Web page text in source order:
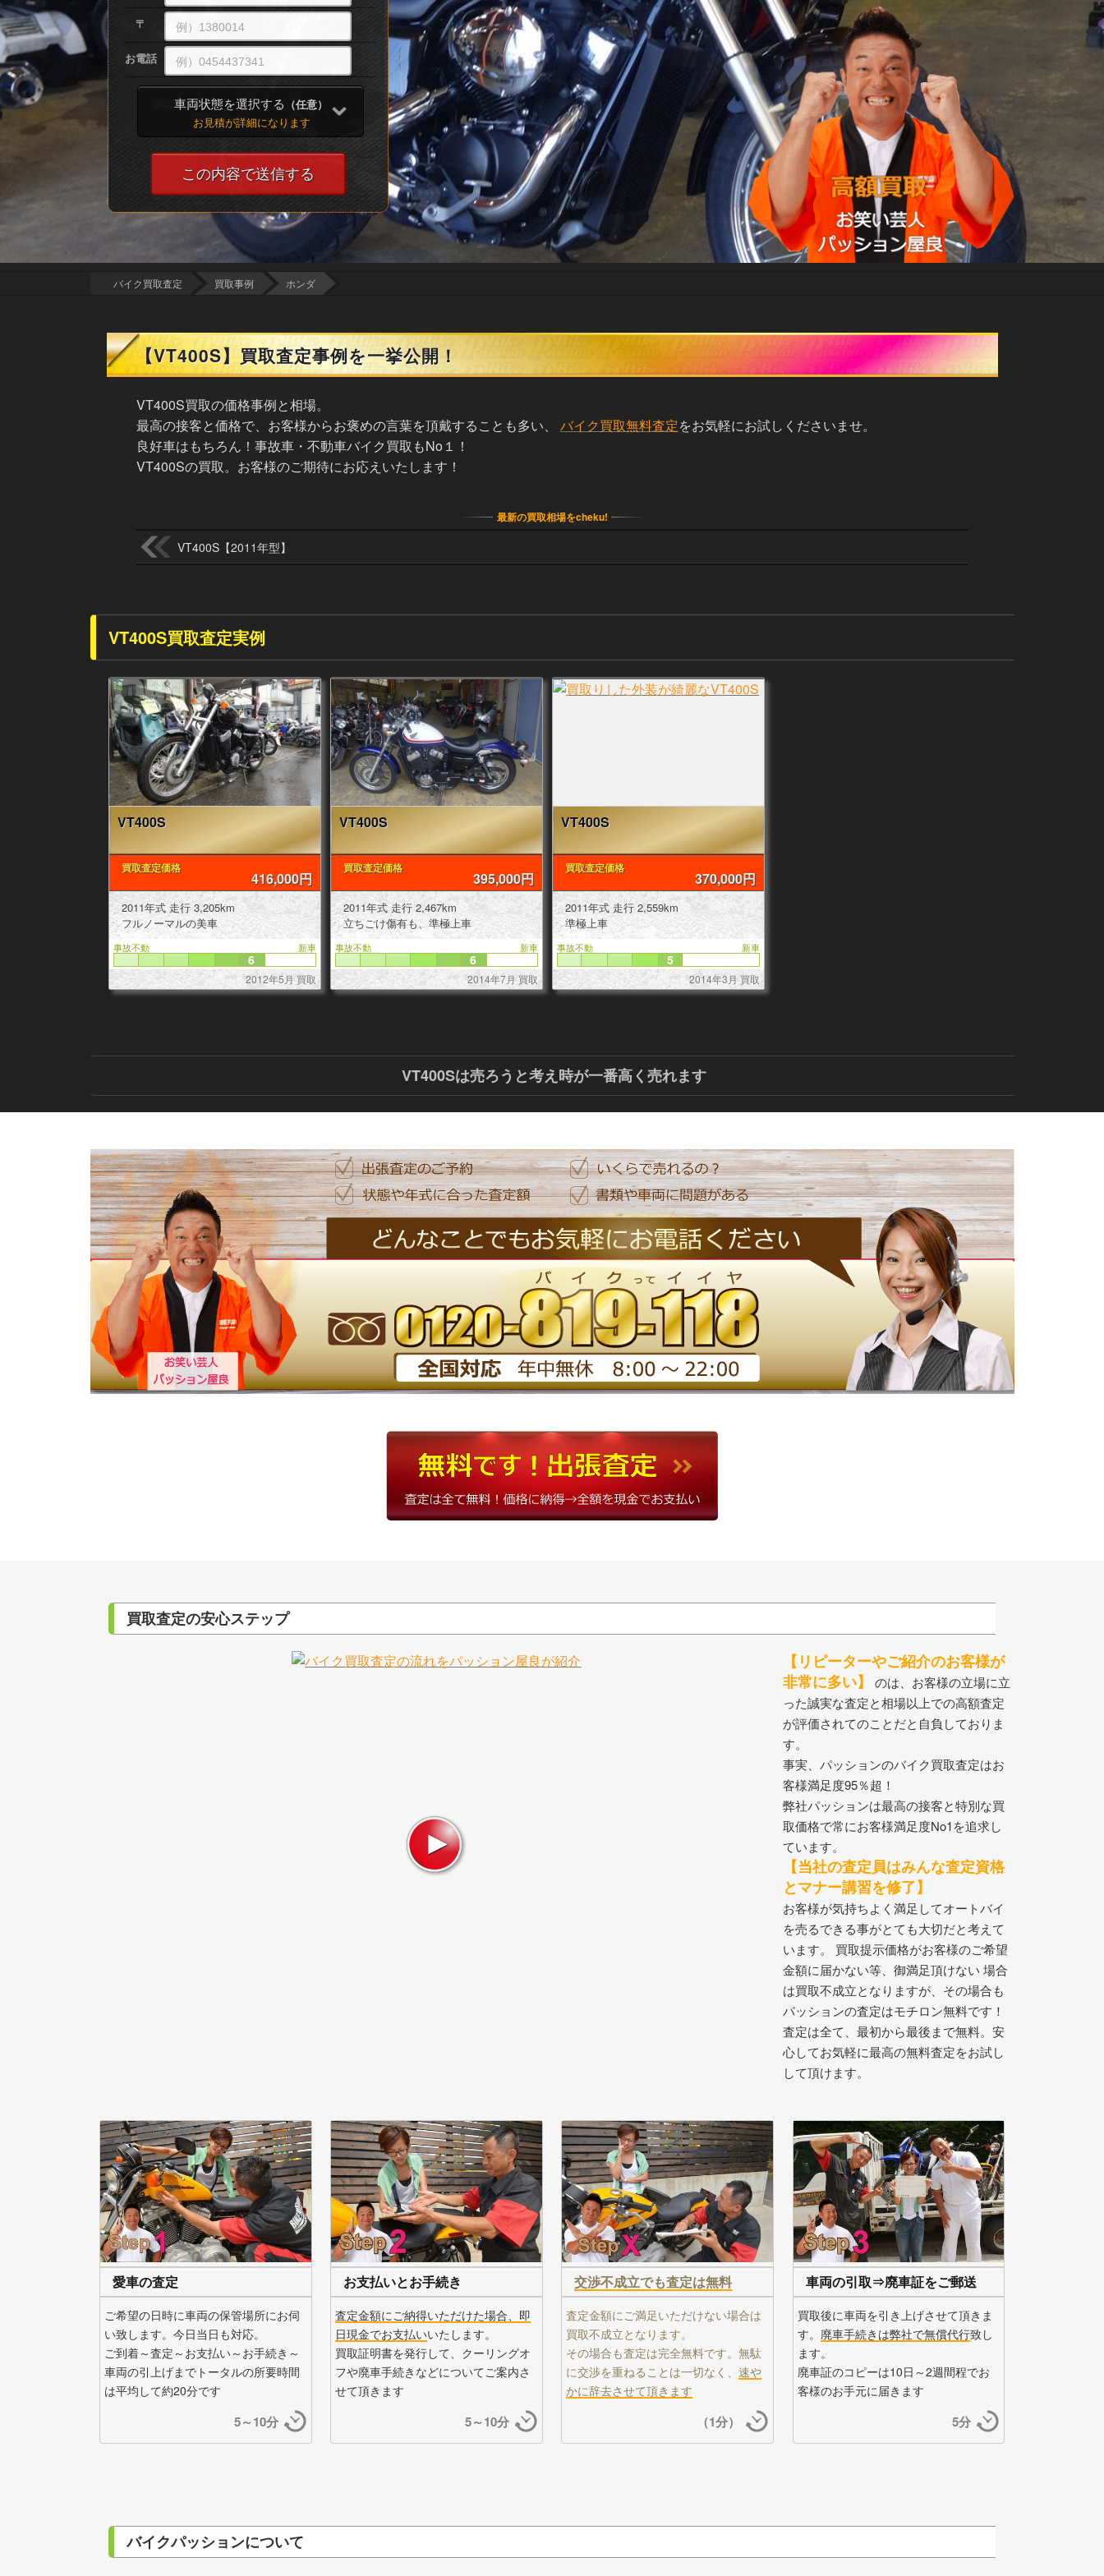
〒
お電話
車両状態を選択する （任意）
お見積が詳細になります
バイク買取査定 買取事例 ホンダ
【VT400S】買取査定事例を一挙公開！
VT400S買取の価格事例と相場。
最高の接客と価格で、お客様からお褒めの言葉を頂戴することも多い、 バイク買取無料査定をお気軽にお試しくださいませ。
良好車はもちろん！事故車・不動車バイク買取もNo１！
VT400Sの買取。お客様のご期待にお応えいたします！
最新の買取相場をcheku!
VT400S【2011年型】
VT400S買取査定実例
VT400S
買取査定価格
416,000円
2011年式 走行 3,205km
フルノーマルの美車
事故不動 新車
6
2012年5月 買取
VT400S
買取査定価格
395,000円
2011年式 走行 2,467km
立ちごけ傷有も、準極上車
事故不動 新車
6
2014年7月 買取
VT400S
買取査定価格
370,000円
2011年式 走行 2,559km
準極上車
事故不動 新車
5
2014年3月 買取
VT400Sは売ろうと考え時が一番高く売れます
買取査定の安心ステップ
【リピーターやご紹介のお客様が
非常に多い】
のは、お客様の立場に立
った誠実な査定と相場以上での高額査定
が評価されてのことだと自負しておりま
す。
事実、パッションのバイク買取査定はお
客様満足度95％超！
弊社パッションは最高の接客と特別な買
取価格で常にお客様満足度No1を追求し
ています。
【当社の査定員はみんな査定資格
とマナー講習を修了】
お客様が気持ちよく満足してオートバイ
を売るできる事がとても大切だと考えて
います。 買取提示価格がお客様のご希望
金額に届かない等、御満足頂けない 場合
は買取不成立となりますが、その場合も
パッションの査定はモチロン無料です！
査定は全て、最初から最後まで無料。安
心してお気軽に最高の無料査定をお試し
して頂けます。
愛車の査定
ご希望の日時に車両の保管場所にお伺
い致します。今日当日も対応。
ご到着～査定～お支払い～お手続き～
車両の引上げまでトータルの所要時間
は平均して約20分です
5～10分
お支払いとお手続き
査定金額にご納得いただけた場合、即
日現金でお支払いいたします。
買取証明書を発行して、クーリングオ
フや廃車手続きなどについてご案内さ
せて頂きます
5～10分
交渉不成立でも査定は無料
査定金額にご満足いただけない場合は
買取不成立となります。
その場合も査定は完全無料です。無駄
に交渉を重ねることは一切なく、速や
かに辞去させて頂きます
（1分）
車両の引取⇒廃車証をご郵送
買取後に車両を引き上げさせて頂きま
す。 廃車手続きは弊社で無償代行致し
ます。
廃車証のコピーは10日～2週間程でお
客様のお手元に届きます
5分
バイクパッションについて